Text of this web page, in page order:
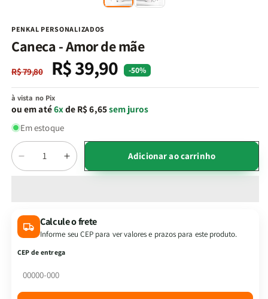
PENKAL PERSONALIZADOS
Caneca - Amor de mãe
Preço
normal
R$ 79,80
Preço
promocional
R$ 39,90 -50%
à vista no Pix
ou em até6xde R$ 6,65sem juros
Em estoque
Quantidade
Diminuir
a
-
Amor
de
Aumentar
a
-
Amor
Adicionar ao carrinho
Calcule o frete
Informe seu CEP para ver valores e prazos para este produto.
CEP de entrega